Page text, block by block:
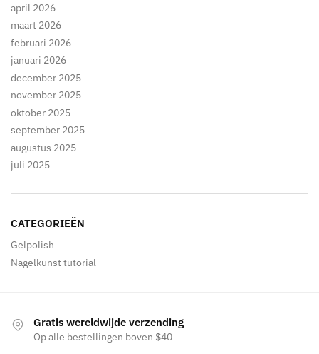
april 2026
maart 2026
februari 2026
januari 2026
december 2025
november 2025
oktober 2025
september 2025
augustus 2025
juli 2025
CATEGORIEËN
Gelpolish
Nagelkunst tutorial
Gratis wereldwijde verzending
Op alle bestellingen boven $40